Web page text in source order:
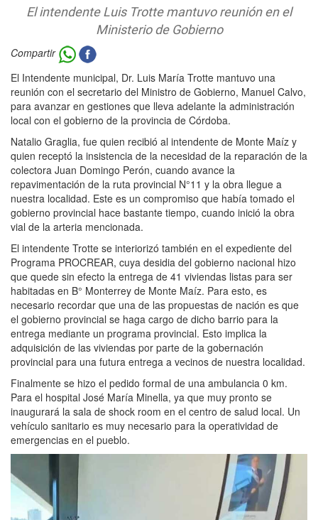
El intendente Luis Trotte mantuvo reunión en el
Ministerio de Gobierno
Compartir
El Intendente municipal, Dr. Luis María Trotte mantuvo una
reunión con el secretario del Ministro de Gobierno, Manuel Calvo,
para avanzar en gestiones que lleva adelante la administración
local con el gobierno de la provincia de Córdoba.
Natalio Graglia, fue quien recibió al intendente de Monte Maíz y
quien receptó la insistencia de la necesidad de la reparación de la
colectora Juan Domingo Perón, cuando avance la
repavimentación de la ruta provincial N°11 y la obra llegue a
nuestra localidad. Este es un compromiso que había tomado el
gobierno provincial hace bastante tiempo, cuando inició la obra
vial de la arteria mencionada.
El intendente Trotte se interiorizó también en el expediente del
Programa PROCREAR, cuya desidia del gobierno nacional hizo
que quede sin efecto la entrega de 41 viviendas listas para ser
habitadas en B° Monterrey de Monte Maíz. Para esto, es
necesario recordar que una de las propuestas de nación es que
el gobierno provincial se haga cargo de dicho barrio para la
entrega mediante un programa provincial. Esto implica la
adquisición de las viviendas por parte de la gobernación
provincial para una futura entrega a vecinos de nuestra localidad.
Finalmente se hizo el pedido formal de una ambulancia 0 km.
Para el hospital José María Minella, ya que muy pronto se
inaugurará la sala de shock room en el centro de salud local. Un
vehículo sanitario es muy necesario para la operatividad de
emergencias en el pueblo.